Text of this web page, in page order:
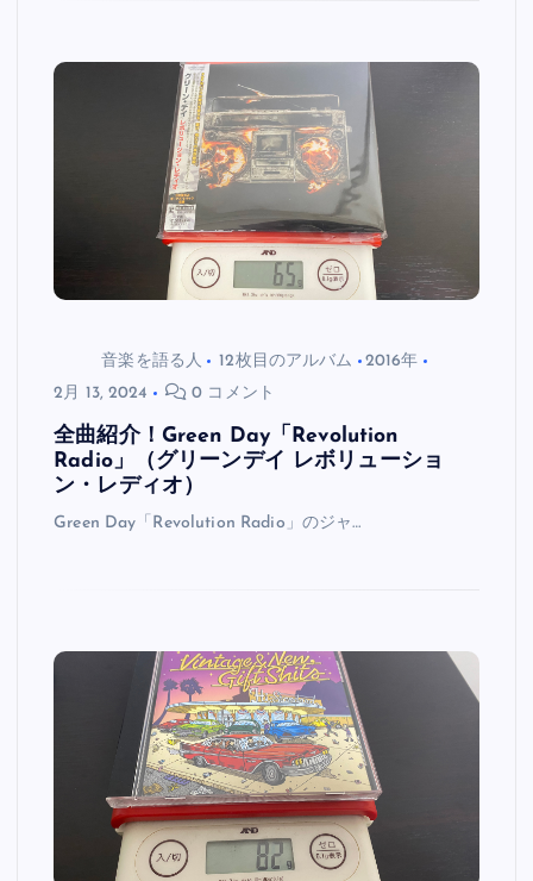
音楽を語る人 12枚目のアルバム
2016年
2月 13, 2024
0 コメント
全曲紹介！Green Day「Revolution
Radio」（グリーンデイ レボリューショ
ン・レディオ）
Green Day「Revolution Radio」のジャ…